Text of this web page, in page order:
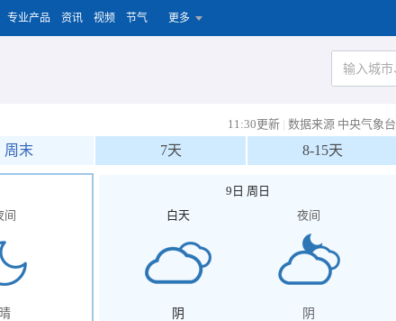
专业产品 资讯 视频 节气 更多
11:30更新 | 数据来源 中央气象台
周末 7天 8-15天
间
晴
9日 周日
白天
阴
夜间
阴